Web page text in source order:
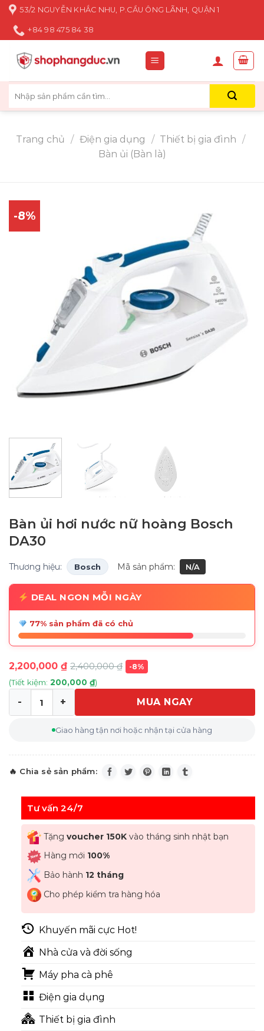
Skip
content
53/2 NGUYỄN KHẮC NHU, P.CẦU ÔNG LÃNH, QUẬN 1
+84 98 475 84 38
kiếm:
Trang chủ / Điện gia dụng / Thiết bị gia đình /
Bàn ủi (Bàn là)
-8%
Bàn ủi hơi nước nữ hoàng Bosch
DA30
Thương hiệu: Bosch Mã sản phẩm: N/A
DEAL NGON MỖI NGÀY
77% sản phẩm đã có chủ
2,200,000 ₫ 2,400,000₫ -8%
(Tiết kiệm: 200,000 ₫)
Bàn ủi hơi nước nữ hoàng Bosch DA30 số lượng
MUA NGAY
Giao hàng tận nơi hoặc nhận tại cửa hàng
Tư vấn 24/7
Tặng voucher 150Kvào tháng sinh nhật bạn
Hàng mới 100%
Bảo hành 12 tháng
Cho phép kiểm tra hàng hóa
Khuyến mãi cực Hot!
Nhà cửa và đời sống
Máy pha cà phê
Điện gia dụng
Thiết bị gia đình